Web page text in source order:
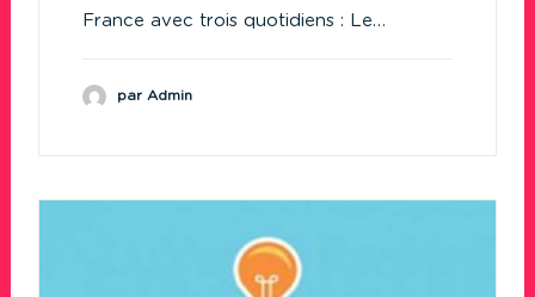
France avec trois quotidiens : Le…
par Admin